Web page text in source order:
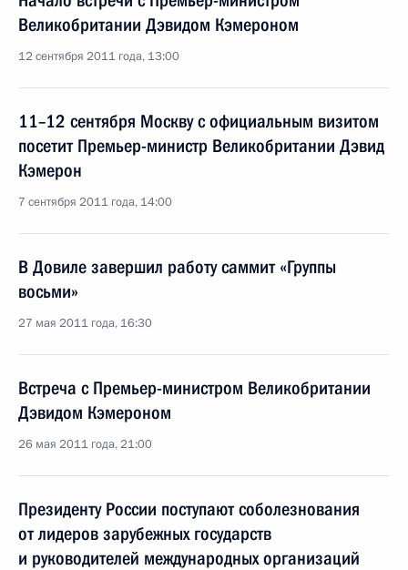
Великобритании Дэвидом Кэмероном
12 сентября 2011 года, 13:00
11–12 сентября Москву с официальным визитом
посетит Премьер-министр Великобритании Дэвид
Кэмерон
7 сентября 2011 года, 14:00
В Довиле завершил работу саммит «Группы
восьми»
27 мая 2011 года, 16:30
Встреча с Премьер-министром Великобритании
Дэвидом Кэмероном
26 мая 2011 года, 21:00
Президенту России поступают соболезнования
от лидеров зарубежных государств
и руководителей международных организаций